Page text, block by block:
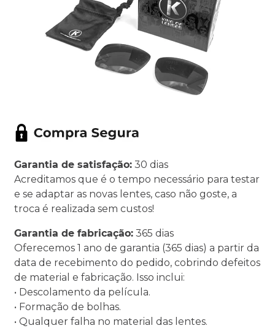
Garantia de satisfação: 30 dias
Acreditamos que é o tempo necessário para testar
e se adaptar as novas lentes, caso não goste, a
troca é realizada sem custos!
Garantia de fabricação: 365 dias
Oferecemos 1 ano de garantia (365 dias) a partir da
data de recebimento do pedido, cobrindo defeitos
de material e fabricação. Isso inclui:
• Descolamento da película.
• Formação de bolhas.
• Qualquer falha no material das lentes.